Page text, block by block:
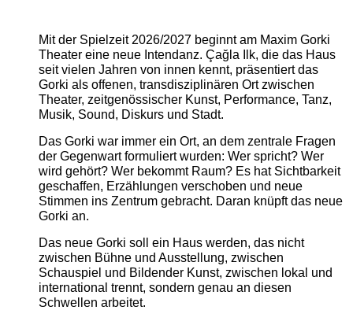
Mit der Spielzeit 2026/2027 beginnt am Maxim Gorki
Theater eine neue Intendanz. Çağla Ilk, die das Haus
seit vielen Jahren von innen kennt, präsentiert das
Gorki als offenen, transdisziplinären Ort zwischen
Theater, zeitgenössischer Kunst, Performance, Tanz,
Musik, Sound, Diskurs und Stadt.
Das Gorki war immer ein Ort, an dem zentrale Fragen
der Gegenwart formuliert wurden: Wer spricht? Wer
wird gehört? Wer bekommt Raum? Es hat Sichtbarkeit
geschaffen, Erzählungen verschoben und neue
Stimmen ins Zentrum gebracht. Daran knüpft das neue
Gorki an.
Das neue Gorki soll ein Haus werden, das nicht
zwischen Bühne und Ausstellung, zwischen
Schauspiel und Bildender Kunst, zwischen lokal und
international trennt, sondern genau an diesen
Schwellen arbeitet.